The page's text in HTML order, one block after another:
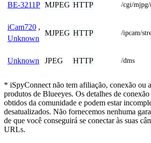
BE-3211P MJPEG HTTP /cgi/mjpg/
iCam720 ,
Unknown
MJPEG HTTP /ipcam/
Unknown JPEG HTTP /dms
* iSpyConnect não tem afiliação, conexão ou
produtos de Blueeyes. Os detalhes de
obtidos da comunidade e podem estar
desatualizados. Não fornecemos nenhuma
de que você conseguirá se conectar às suas
URLs.